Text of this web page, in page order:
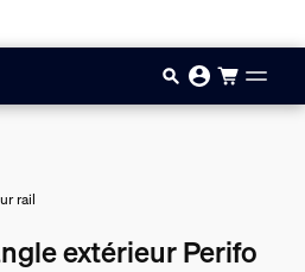
rail
extérieur Perifo